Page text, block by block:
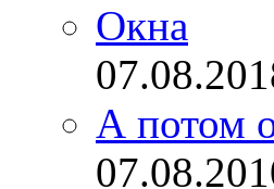
Окна
А потом